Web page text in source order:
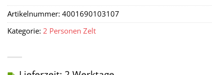
Artikelnummer: 4001690103107
Kategorie: 2 Personen Zelt